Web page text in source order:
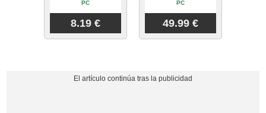
PC
8.19 €
PC
49.99 €